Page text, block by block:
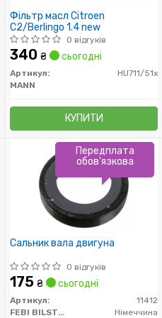
Фільтр масл Citroen
C2/Berlingo 1.4 new
0 відгуків
340 ₴ сьогодні
Артикул:
HU711/51x
MANN
КУПИТИ
Сальник вала двигуна
0 відгуків
175 ₴ сьогодні
Артикул:
11412
FEBI BILSTEIN
Німеччина
Передплата
обов'язкова